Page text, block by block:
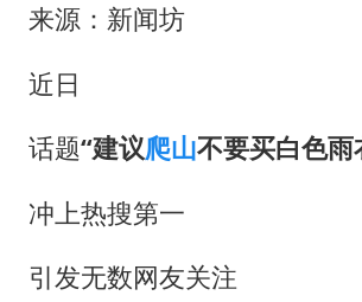
来源：新闻坊
近日
话题“建议爬山不要买白色雨
冲上热搜第一
引发无数网友关注